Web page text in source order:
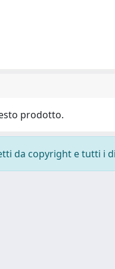
prodotto.
da copyright e tutti i